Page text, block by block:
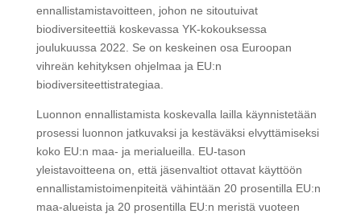
ennallistamistavoitteen, johon ne sitoutuivat
biodiversiteettiä koskevassa YK-kokouksessa
joulukuussa 2022. Se on keskeinen osa Euroopan
vihreän kehityksen ohjelmaa ja EU:n
biodiversiteettistrategiaa.
Luonnon ennallistamista koskevalla lailla käynnistetään
prosessi luonnon jatkuvaksi ja kestäväksi elvyttämiseksi
koko EU:n maa- ja merialueilla. EU-tason
yleistavoitteena on, että jäsenvaltiot ottavat käyttöön
ennallistamistoimenpiteitä vähintään 20 prosentilla EU:n
maa-alueista ja 20 prosentilla EU:n meristä vuoteen